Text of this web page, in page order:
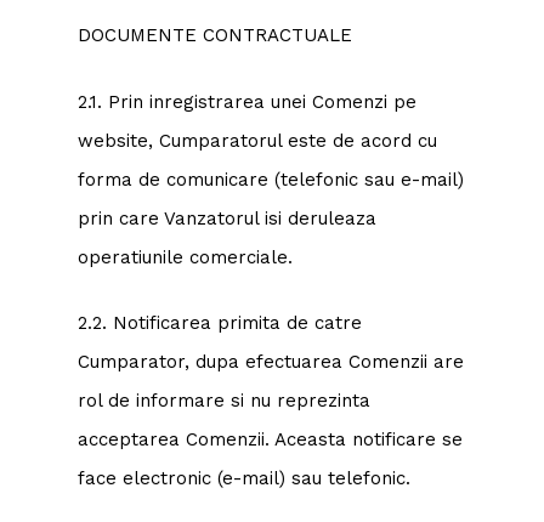
DOCUMENTE CONTRACTUALE
2.1. Prin inregistrarea unei Comenzi pe
website, Cumparatorul este de acord cu
forma de comunicare (telefonic sau e-mail)
prin care Vanzatorul isi deruleaza
operatiunile comerciale.
2.2. Notificarea primita de catre
Cumparator, dupa efectuarea Comenzii are
rol de informare si nu reprezinta
acceptarea Comenzii. Aceasta notificare se
face electronic (e-mail) sau telefonic.